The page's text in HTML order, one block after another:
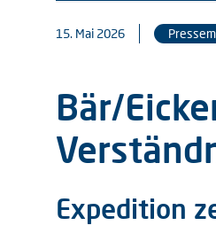
15. Mai 2026
Bär/
Expedition